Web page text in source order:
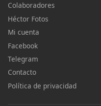
Colaboradores
Héctor Fotos
Mi cuenta
Facebook
Telegram
Contacto
Política de privacidad